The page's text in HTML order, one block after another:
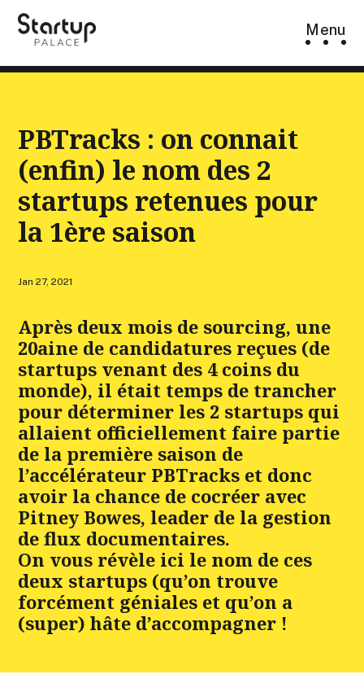
Skip
Menu
PBTracks : on connait
(enfin) le nom des 2
startups retenues pour
la 1ère saison
Jan 27, 2021
Après deux mois de sourcing, une
20aine de candidatures reçues (de
startups venant des 4 coins du
monde), il était temps de trancher
pour déterminer les 2 startups qui
allaient officiellement faire partie
de la première saison de
l’accélérateur PBTracks et donc
avoir la chance de cocréer avec
Pitney Bowes, leader de la gestion
de flux documentaires.
On vous révèle ici le nom de ces
deux startups (qu’on trouve
forcément géniales et qu’on a
(super) hâte d’accompagner !